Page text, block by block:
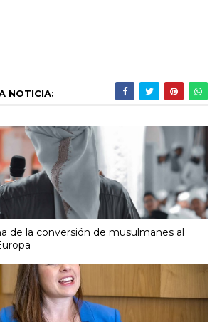
NOTICIA:
de la conversión de musulmanes al